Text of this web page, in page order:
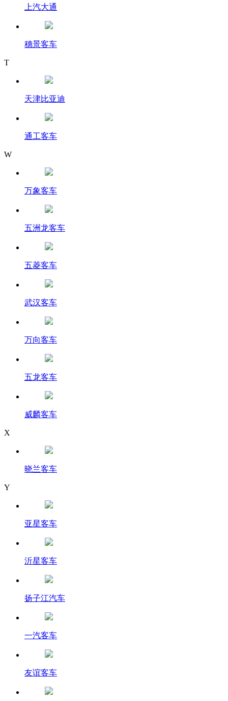
上汽大通
穗景客车
T
天津比亚迪
通工客车
W
万象客车
五洲龙客车
五菱客车
武汉客车
万向客车
五龙客车
威麟客车
X
晓兰客车
Y
亚星客车
沂星客车
扬子江汽车
一汽客车
友谊客车